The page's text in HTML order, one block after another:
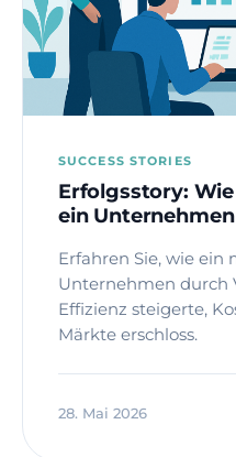
SUCCESS STORIES
Erfolgsstory: Wie
ein
Erfahren Sie, wie ein
Unternehmen durch
Effizienz steigerte,
Märkte erschloss.
28. Mai 2026